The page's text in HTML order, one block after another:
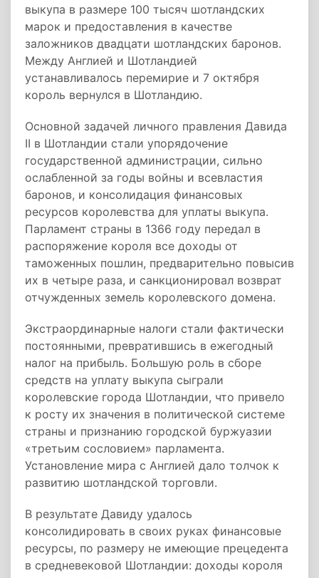
выкупа в размере 100 тысяч шотландских
марок и предоставления в качестве
заложников двадцати шотландских баронов.
Между Англией и Шотландией
устанавливалось перемирие и 7 октября
король вернулся в Шотландию.
Основной задачей личного правления Давида
II в Шотландии стали упорядочение
государственной администрации, сильно
ослабленной за годы войны и всевластия
баронов, и консолидация финансовых
ресурсов королевства для уплаты выкупа.
Парламент страны в 1366 году передал в
распоряжение короля все доходы от
таможенных пошлин, предварительно повысив
их в четыре раза, и санкционировал возврат
отчужденных земель королевского домена.
Экстраординарные налоги стали фактически
постоянными, превратившись в ежегодный
налог на прибыль. Большую роль в сборе
средств на уплату выкупа сыграли
королевские города Шотландии, что привело
к росту их значения в политической системе
страны и признанию городской буржуазии
«третьим сословием» парламента.
Установление мира с Англией дало толчок к
развитию шотландской торговли.
В результате Давиду удалось
консолидировать в своих руках финансовые
ресурсы, по размеру не имеющие прецедента
в средневековой Шотландии: доходы короля